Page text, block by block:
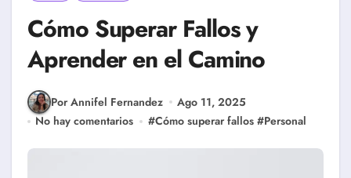
Cómo Superar Fallos y
Aprender en el Camino
Por Annifel Fernandez
Ago 11, 2025
No hay comentarios
#Cómo superar fallos #Personal